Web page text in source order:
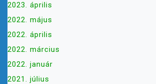
2023. április
2022. május
2022. április
2022. március
2022. január
2021. július